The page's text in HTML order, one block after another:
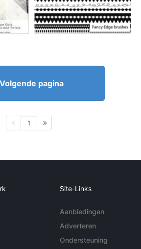
Volgende pagina
1
Site-Links
Aanbiedingen
Adverteren
Ondersteuning